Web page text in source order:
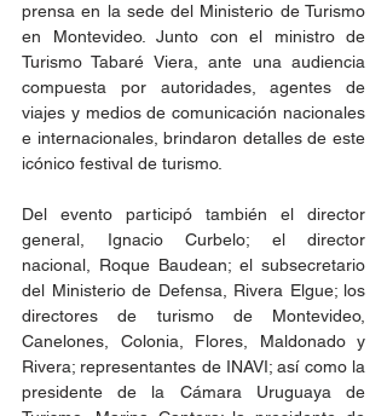
prensa en la sede del Ministerio de Turismo
en Montevideo. Junto con el ministro de
Turismo Tabaré Viera, ante una audiencia
compuesta por autoridades, agentes de
viajes y medios de comunicación nacionales
e internacionales, brindaron detalles de este
icónico festival de turismo.
Del evento participó también el director
general, Ignacio Curbelo; el director
nacional, Roque Baudean; el subsecretario
del Ministerio de Defensa, Rivera Elgue; los
directores de turismo de Montevideo,
Canelones, Colonia, Flores, Maldonado y
Rivera; representantes de INAVI; así como la
presidente de la Cámara Uruguaya de